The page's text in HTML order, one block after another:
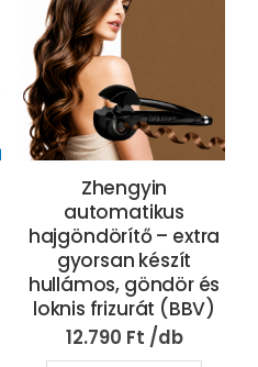
Zhengyin
automatikus
hajgöndörítő – extra
gyorsan készít
hullámos, göndör és
loknis frizurát (BBV)
12.790 Ft